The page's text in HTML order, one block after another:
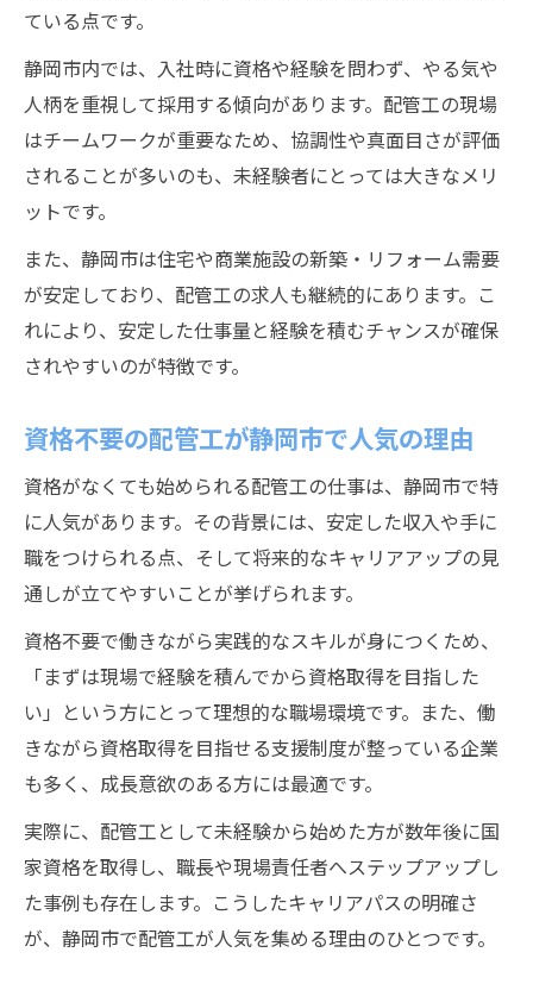
ている点です。
静岡市内では、入社時に資格や経験を問わず、やる気や
人柄を重視して採用する傾向があります。配管工の現場
はチームワークが重要なため、協調性や真面目さが評価
されることが多いのも、未経験者にとっては大きなメリ
ットです。
また、静岡市は住宅や商業施設の新築・リフォーム需要
が安定しており、配管工の求人も継続的にあります。こ
れにより、安定した仕事量と経験を積むチャンスが確保
されやすいのが特徴です。
資格不要の配管工が静岡市で人気の理由
資格がなくても始められる配管工の仕事は、静岡市で特
に人気があります。その背景には、安定した収入や手に
職をつけられる点、そして将来的なキャリアアップの見
通しが立てやすいことが挙げられます。
資格不要で働きながら実践的なスキルが身につくため、
「まずは現場で経験を積んでから資格取得を目指した
い」という方にとって理想的な職場環境です。また、働
きながら資格取得を目指せる支援制度が整っている企業
も多く、成長意欲のある方には最適です。
実際に、配管工として未経験から始めた方が数年後に国
家資格を取得し、職長や現場責任者へステップアップし
た事例も存在します。こうしたキャリアパスの明確さ
が、静岡市で配管工が人気を集める理由のひとつです。